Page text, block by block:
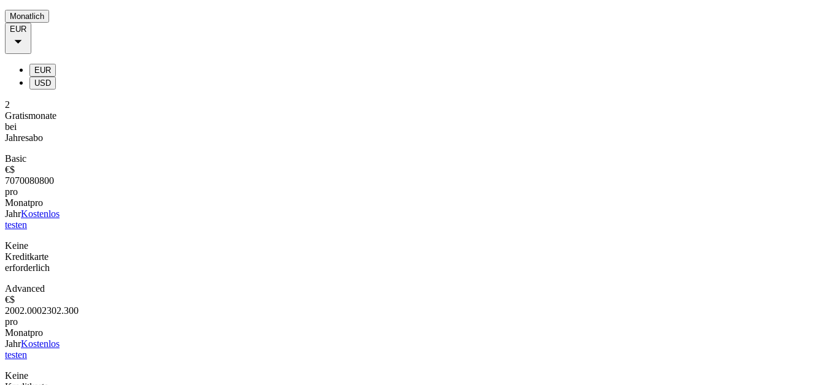
Monatlich
EUR
EUR
USD
2
Gratismonate
bei
Jahresabo
Basic
€$
7070080800
pro
Monatpro
JahrKostenlos
testen
Keine
Kreditkarte
erforderlich
Advanced
€$
2002.0002302.300
pro
Monatpro
JahrKostenlos
testen
Keine